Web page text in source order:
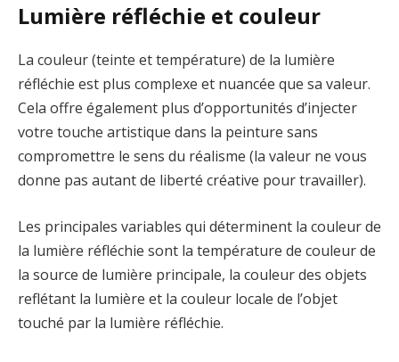
Lumière réfléchie et couleur
La couleur (teinte et température) de la lumière
réfléchie est plus complexe et nuancée que sa valeur.
Cela offre également plus d’opportunités d’injecter
votre touche artistique dans la peinture sans
compromettre le sens du réalisme (la valeur ne vous
donne pas autant de liberté créative pour travailler).
Les principales variables qui déterminent la couleur de
la lumière réfléchie sont la température de couleur de
la source de lumière principale, la couleur des objets
reflétant la lumière et la couleur locale de l’objet
touché par la lumière réfléchie.